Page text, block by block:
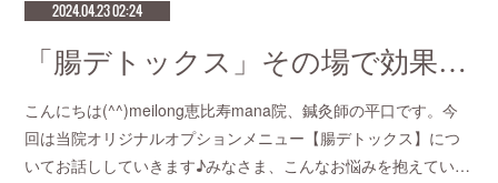
2024.04.23 02:24
「腸デトックス」その場で効果を感じる針治療をお探しなら恵比寿meilong
こんにちは(^^)meilong恵比寿mana院、鍼灸師の平口です。今
回は当院オリジナルオプションメニュー【腸デトックス】につ
いてお話ししていきます♪みなさま、こんなお悩みを抱えてい…